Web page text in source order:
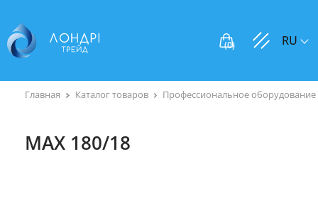
(0) RU
Главная Каталог товаров Профессиональное оборудование
MAX 180/18